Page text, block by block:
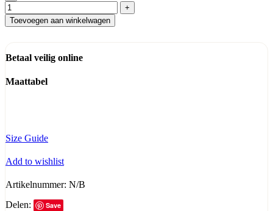
Toevoegen aan winkelwagen
Betaal veilig online
Maattabel
Size Guide
Add to wishlist
Artikelnummer: N/B
Delen:
Save